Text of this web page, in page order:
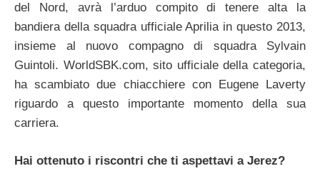
del Nord, avrà l’arduo compito di tenere alta la
bandiera della squadra ufficiale Aprilia in questo 2013,
insieme al nuovo compagno di squadra Sylvain
Guintoli. WorldSBK.com, sito ufficiale della categoria,
ha scambiato due chiacchiere con Eugene Laverty
riguardo a questo importante momento della sua
carriera.
Hai ottenuto i riscontri che ti aspettavi a Jerez?